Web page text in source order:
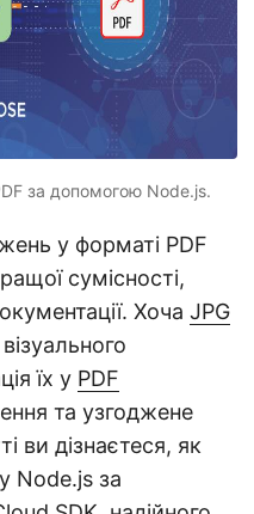
за допомогою Node.js.
у форматі PDF
сумісності,
Хоча JPG
їх у PDF
та узгоджене
ви дізнаєтеся, як
Node.js за